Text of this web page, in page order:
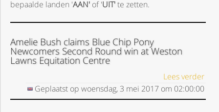
bepaalde landen 'AAN' of 'UIT'te zetten.
Amelie Bush claims Blue Chip Pony
Newcomers Second Round win at Weston
Lawns Equitation Centre
Lees verder
Geplaatst op woensdag, 3 mei 2017 om 02:00:00